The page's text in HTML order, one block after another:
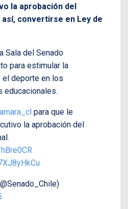
la aprobación del
convertirse en Ley de
Sala del Senado
para estimular la
deporte en los
educacionales.
para que le
la aprobación del